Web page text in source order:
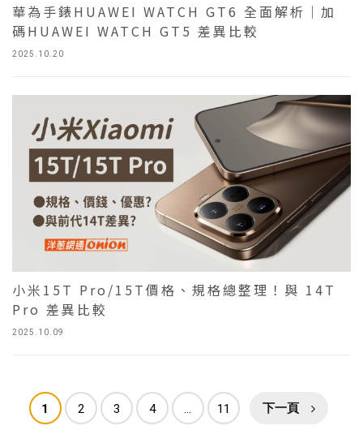
2025.10.20
華為手錶HUAWEI WATCH GT6 全面解析｜加
碼HUAWEI WATCH GT5 差異比較
2025.10.09
小米15T Pro/15T價格、規格總整理！與 14T
Pro 差異比較
1 2 3 4 ... 11 下一頁